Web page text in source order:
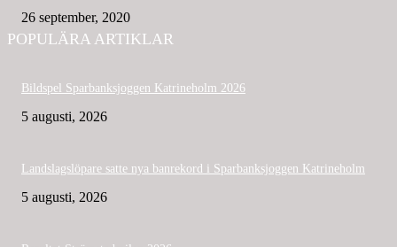
26 september, 2020
POPULÄRA ARTIKLAR
Bildspel Sparbanksjoggen Katrineholm 2026
5 augusti, 2026
Landslagslöpare satte nya banrekord i Sparbanksjoggen Katrineholm
5 augusti, 2026